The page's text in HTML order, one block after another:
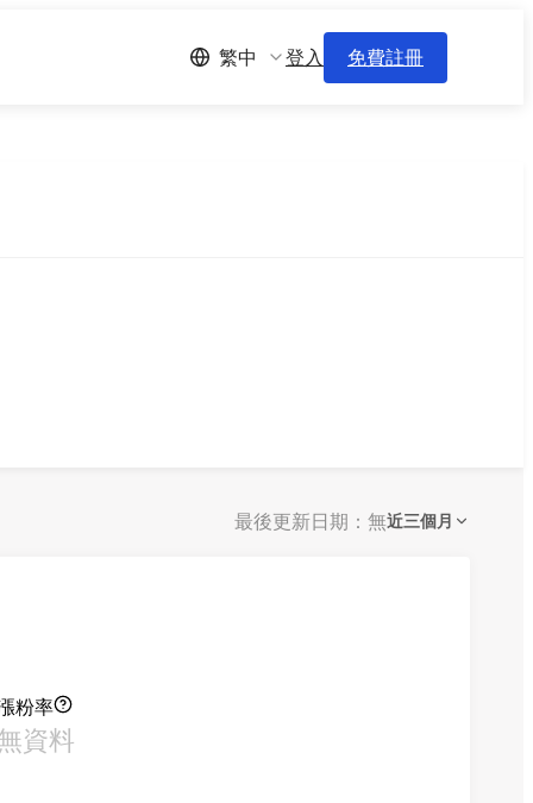
繁中 登入 免費註冊
最後更新日期：無近三個月
粉率
資料